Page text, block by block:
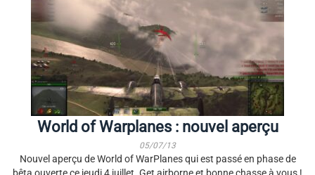
World of Warplanes : nouvel aperçu
05/07/13
Nouvel aperçu de World of WarPlanes qui est passé en phase de